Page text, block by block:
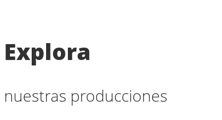
Explora
nuestras producciones